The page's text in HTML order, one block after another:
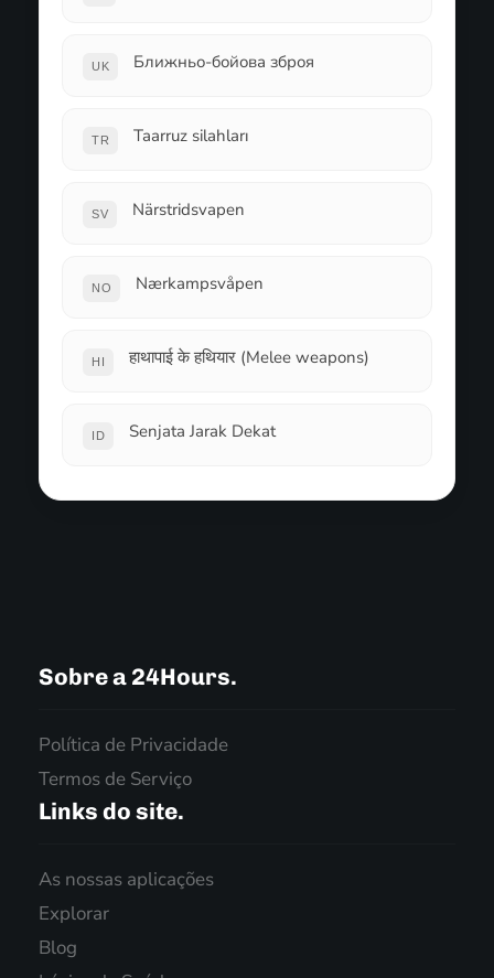
UK Ближньо-бойова зброя
TR Taarruz silahları
SV Närstridsvapen
NO Nærkampsvåpen
HI हाथापाई के हथियार (Melee weapons)
ID Senjata Jarak Dekat
Sobre a 24Hours.
Política de Privacidade
Termos de Serviço
Links do site.
As nossas aplicações
Explorar
Blog